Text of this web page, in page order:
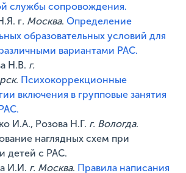
службы сопровождения.
г. Москва.Определение
образовательных условий для
вариантами РАС.
Н.В. г.
. Психокоррекционные
включения в групповые занятия
И.А., Розова Н.Г. г. Вологда.
наглядных схем при
детей с РАС.
И.И. г. Москва. Правила написания